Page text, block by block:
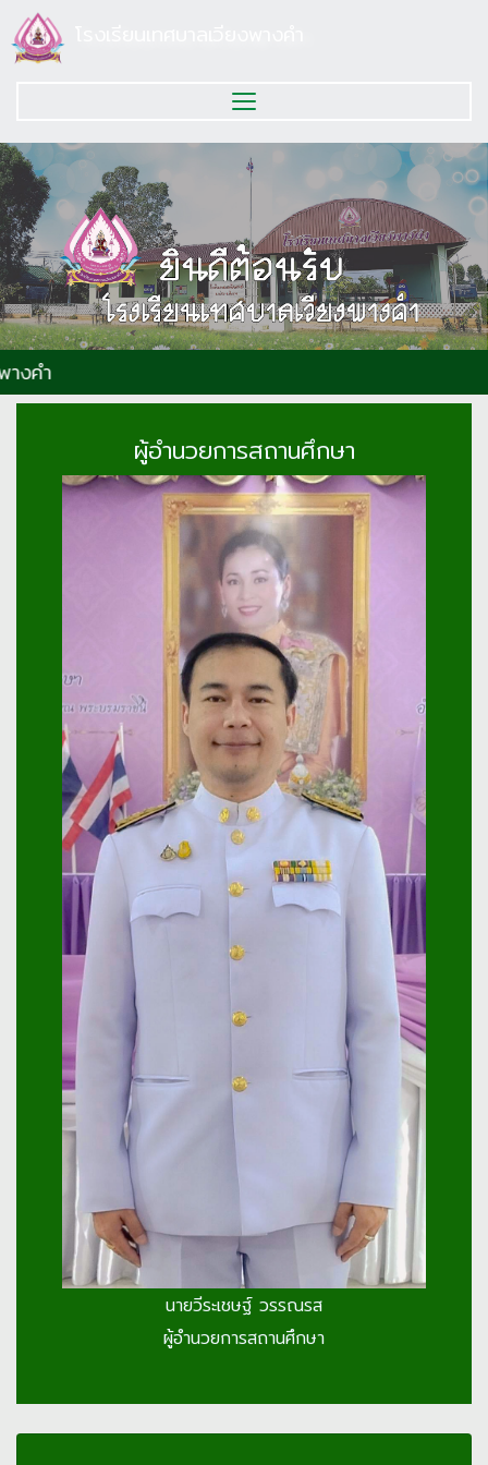
ผู้อำนวยการสถานศึกษา
นายวีระเชษฐ์ วรรณรส
ผู้อำนวยการสถานศึกษา